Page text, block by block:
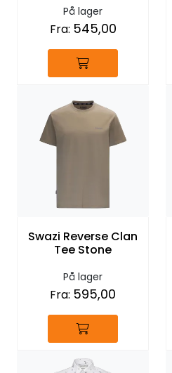
På lager
Fra: 545,00
Swazi Reverse Clan
Tee Stone
På lager
Fra: 595,00